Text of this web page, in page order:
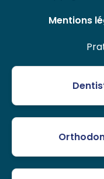
Mentions